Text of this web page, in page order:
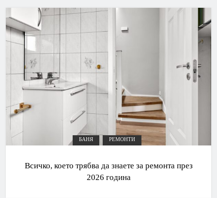
БАНЯ РЕМОНТИ
Всичко, което трябва да знаете за ремонта през
2026 година